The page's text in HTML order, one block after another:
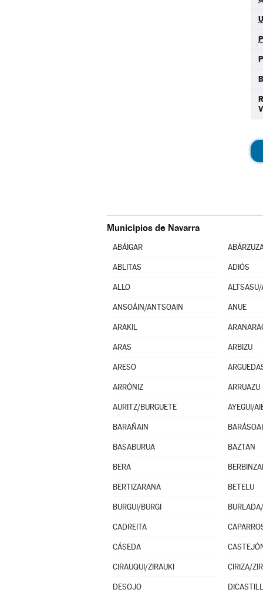
Municipios de Navarra
ABÁIGAR
ABLITAS ADIÓS
ALLO
ANSOÁIN/ANTSOAIN ANUE
ARAKIL
ARAS ARBIZU
ARESO
ARRÓNIZ ARRUAZU
AURITZ/BURGUETE AYEGUI/
BARAÑAIN
BASABURUA BAZTAN
BERA
BERTIZARANA BETELU
BURGUI/BURGI
CADREITA
CÁSEDA
CIRAUQUI/ZIRAUKI CIRIZA/
DESOJO